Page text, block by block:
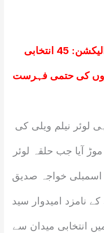
آزادکشمیر الیکشن: 45 انتخابی
852 امیدواروں کی حتمی فہرست
لوئر نیلم ویلی کی
آیا جب حلقہ لوئر
اسمبلی خواجہ صدیق
نامزد امیدوار سید
انتخابی میدان سے